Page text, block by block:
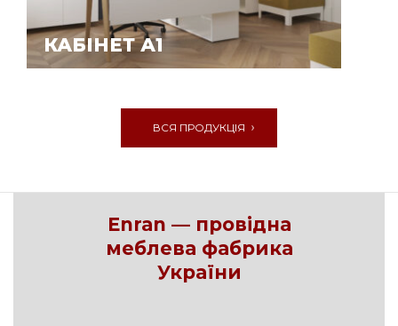
КАБІНЕТ А1
ВСЯ ПРОДУКЦІЯ
Enran — провідна
меблева фабрика
України